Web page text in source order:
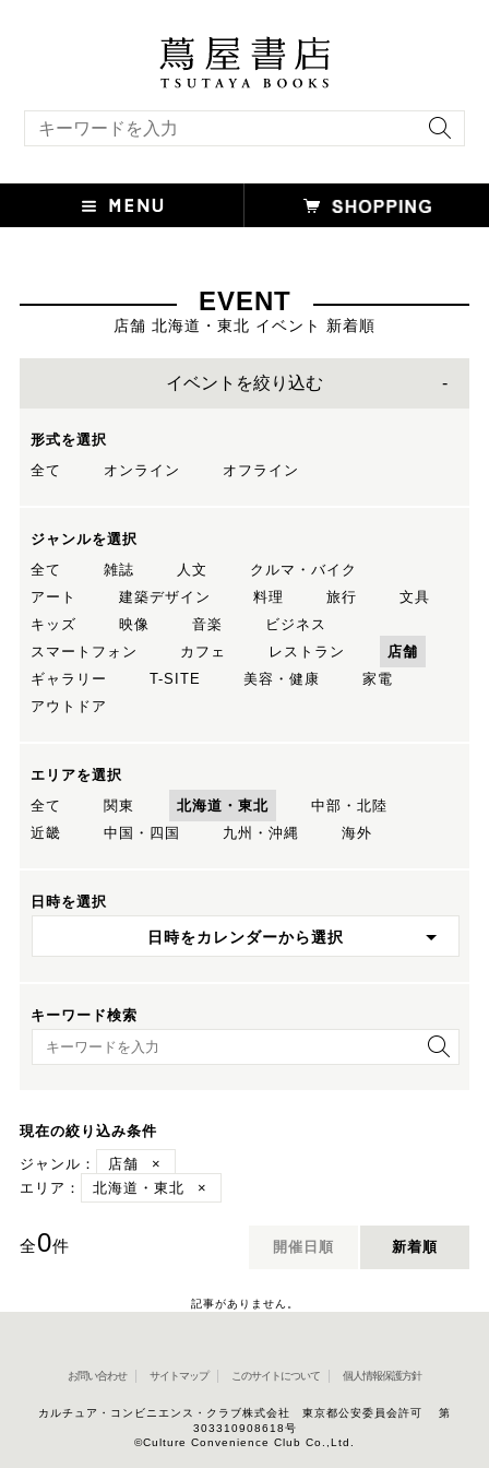
EVENT
店舗 北海道・東北 イベント 新着順
イベントを絞り込む
形式を選択
全て
オンライン オフライン
ジャンルを選択
全て
雑誌 人文
クルマ・バイク
アート
建築デザイン 料理 旅行
文具
キッズ
映像 音楽
ビジネス
スマートフォン
カフェ レストラン
店舗
ギャラリー
T-SITE 美容・健康
家電
アウトドア
エリアを選択
全て
関東 北海道・東北
中部・北陸
近畿
中国・四国 九州・沖縄 海外
日時を選択
日時をカレンダーから選択
キーワード検索
キーワード検索
現在の絞り込み条件
ジャンル：
店舗
×
エリア：
北海道・東北 ×
全0件 開催日順 新着順
記事がありません。
お問い合わせ サイトマップ このサイトについて 個人情報保護方針
カルチュア・コンビニエンス・クラブ株式会社 東京都公安委員会許可 第
303310908618号
©Culture Convenience Club Co.,Ltd.